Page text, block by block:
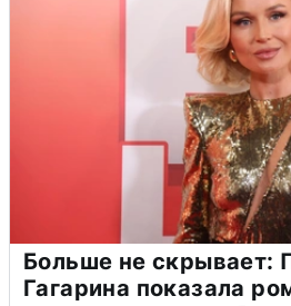
Больше не скрывает:
Гагарина показала